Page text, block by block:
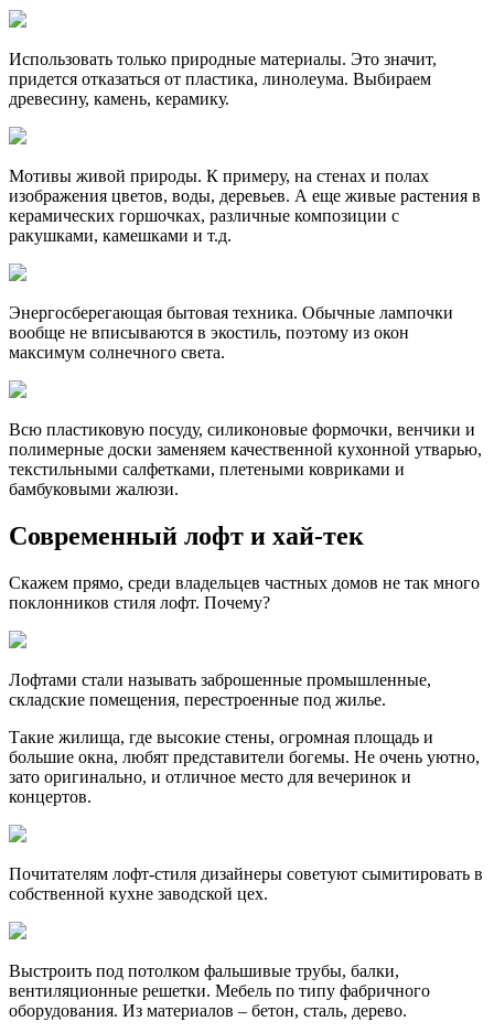
Использовать только природные материалы. Это значит,
придется отказаться от пластика, линолеума. Выбираем
древесину, камень, керамику.
Мотивы живой природы. К примеру, на стенах и полах
изображения цветов, воды, деревьев. А еще живые растения в
керамических горшочках, различные композиции с
ракушками, камешками и т.д.
Энергосберегающая бытовая техника. Обычные лампочки
вообще не вписываются в экостиль, поэтому из окон
максимум солнечного света.
Всю пластиковую посуду, силиконовые формочки, венчики и
полимерные доски заменяем качественной кухонной утварью,
текстильными салфетками, плетеными ковриками и
бамбуковыми жалюзи.
Современный лофт и хай-тек
Скажем прямо, среди владельцев частных домов не так много
поклонников стиля лофт. Почему?
Лофтами стали называть заброшенные промышленные,
складские помещения, перестроенные под жилье.
Такие жилища, где высокие стены, огромная площадь и
большие окна, любят представители богемы. Не очень уютно,
зато оригинально, и отличное место для вечеринок и
концертов.
Почитателям лофт-стиля дизайнеры советуют сымитировать в
собственной кухне заводской цех.
Выстроить под потолком фальшивые трубы, балки,
вентиляционные решетки. Мебель по типу фабричного
оборудования. Из материалов – бетон, сталь, дерево.